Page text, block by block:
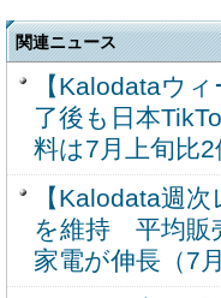
関連ニュース
【Kalodataウ
了後も日本
料は7月上旬比2
【Kalodata週
を維持 平均販
家電が伸長（7